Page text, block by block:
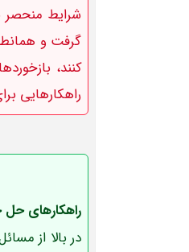
شرایط منحصر
گرفت و
کنند،
راهکارهایی
راهکارهای
در بالا از